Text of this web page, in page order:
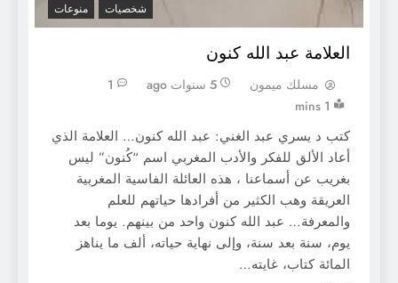
شخصيات منوعات
العلامة عبد الله كنون
مسلك ميمون 5 سنوات ago
1
1 mins
كتب د يسري عبد الغني: عبد الله كنون… العلامة الذي
أعاد الألق للفكر والأدب المغربي اسم “كُنون” ليس
بغريب عن أسماعنا ، هذه العائلة الفاسية المغربية
العريقة وهب الكثير من أفرادها حياتهم للعلم
والمعرفة… عبد الله كنون واحد من بينهم. يوما بعد
يوم، سنة بعد سنة، وإلى نهاية حياته، ألف ما يناهز
المائة كتاب، غايته…